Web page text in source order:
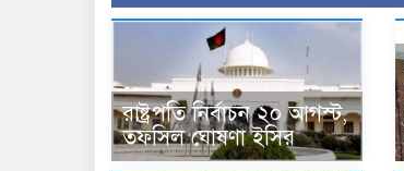
রাষ্ট্রপতি নির্বাচন ২০ আগস্ট,
তফসিল ঘোষণা ইসির